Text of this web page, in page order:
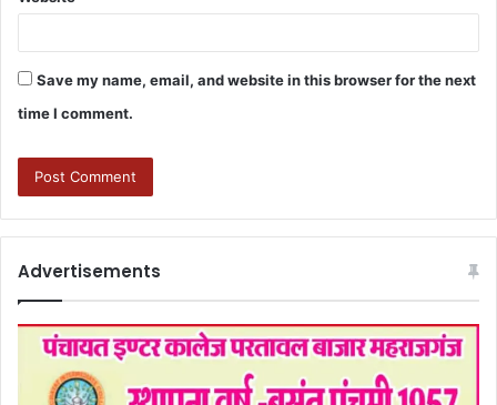
Save my name, email, and website in this browser for the next
time I comment.
Advertisements